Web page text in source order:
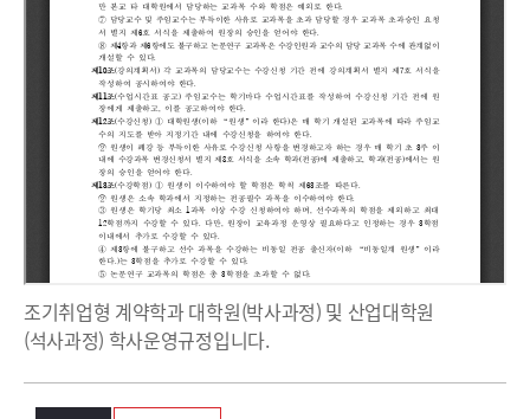
조기취업형 계약학과 대학원(박사과정) 및 산업대학원
(석사과정) 학사운영규정입니다.